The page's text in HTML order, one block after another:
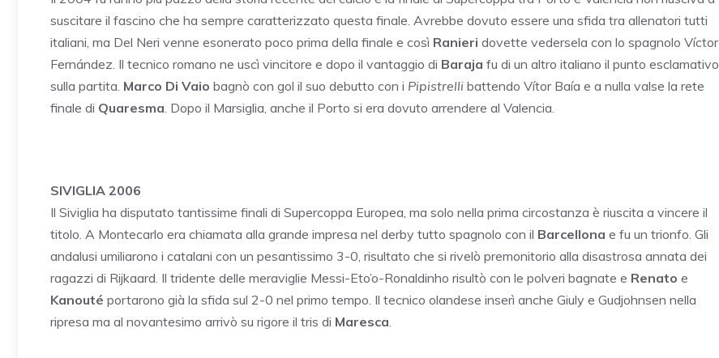
suscitare il fascino che ha sempre caratterizzato questa finale. Avrebbe dovuto essere una sfida tra allenatori tutti
italiani, ma Del Neri venne esonerato poco prima della finale e così Ranieri dovette vedersela con lo spagnolo Víctor
Fernández. Il tecnico romano ne uscì vincitore e dopo il vantaggio di Baraja fu di un altro italiano il punto esclamativo
sulla partita. Marco Di Vaio bagnò con gol il suo debutto con i Pipistrelli battendo Vítor Baía e a nulla valse la rete
finale di Quaresma. Dopo il Marsiglia, anche il Porto si era dovuto arrendere al Valencia.
SIVIGLIA 2006
Il Siviglia ha disputato tantissime finali di Supercoppa Europea, ma solo nella prima circostanza è riuscita a vincere il
titolo. A Montecarlo era chiamata alla grande impresa nel derby tutto spagnolo con il Barcellona e fu un trionfo. Gli
andalusi umiliarono i catalani con un pesantissimo 3-0, risultato che si rivelò premonitorio alla disastrosa annata dei
ragazzi di Rijkaard. Il tridente delle meraviglie Messi-Eto’o-Ronaldinho risultò con le polveri bagnate e Renato e
Kanouté portarono già la sfida sul 2-0 nel primo tempo. Il tecnico olandese inserì anche Giuly e Gudjohnsen nella
ripresa ma al novantesimo arrivò su rigore il tris di Maresca.